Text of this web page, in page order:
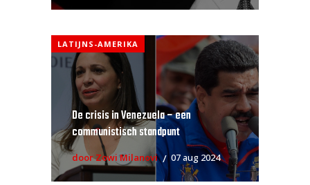
LATIJNS-AMERIKA
De crisis in Venezuela – een
communistisch standpunt
door Zowi Milanovi 07 aug 2024